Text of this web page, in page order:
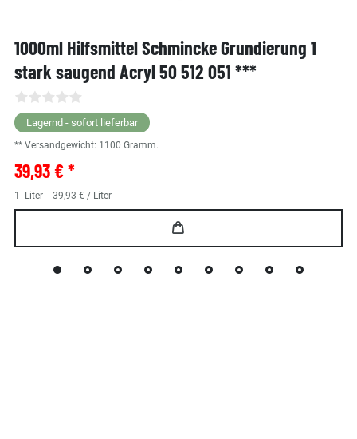
1000ml Hilfsmittel Schmincke Grundierung 1
stark saugend Acryl 50 512 051 ***
Lagernd - sofort lieferbar
** Versandgewicht: 1100 Gramm.
39,93 € *
1 Liter | 39,93 € / Liter